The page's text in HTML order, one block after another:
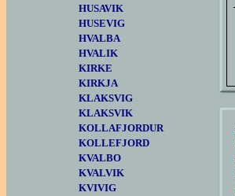
HUSAVIK
HUSEVIG
HVALBA
HVALIK
KIRKE
KIRKJA
KLAKSVIG
KLAKSVIK
KOLLAFJORDUR
KOLLEFJORD
KVALBO
KVALVIK
KVIVIG